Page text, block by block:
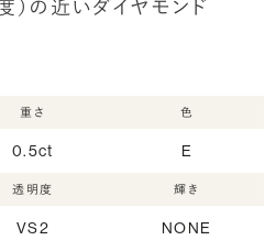
）の近いダイヤモンド
重さ
0.5ct
色
E
透明度
VS2
輝き
NONE